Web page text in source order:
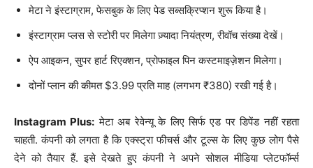
मेटा ने इंस्टाग्राम, फेसबुक के लिए पेड सब्सक्रिप्शन शुरू किया है।
इंस्टाग्राम प्लस से स्टोरी पर मिलेगा ज़्यादा नियंत्रण, रीवॉच संख्या देखें।
ऐप आइकन, सुपर हार्ट रिएक्शन, प्रोफाइल पिन कस्टमाइज़ेशन मिलेगा।
दोनों प्लान की कीमत $3.99 प्रति माह (लगभग ₹380) रखी गई है।
Instagram Plus: मेटा अब रेवेन्यू के लिए सिर्फ एड पर डिपेंड नहीं रहता
चाहती. कंपनी को लगता है कि एक्स्ट्रा फीचर्स और टूल्स के लिए कुछ लोग पैसे
देने को तैयार हैं. इसे देखते हुए कंपनी ने अपने सोशल मीडिया प्लेटफॉर्म्स